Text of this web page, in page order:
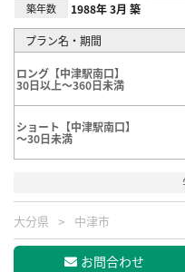
築年数 1988年 3月 築
プラン名・期間
ロング【中津駅南口】
30日以上～360日未満
ショート【中津駅南口】
～30日未満
大分県 中津市
お問合わせ